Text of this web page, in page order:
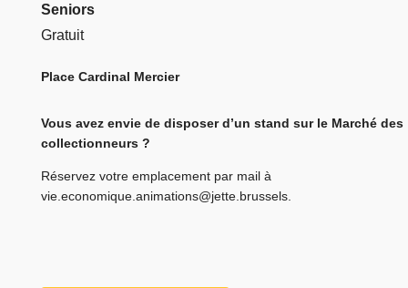
Seniors
Gratuit
Place Cardinal Mercier
Vous avez envie de disposer d’un stand sur le Marché des
collectionneurs ?
Réservez votre emplacement par mail à
vie.economique.animations@jette.brussels.